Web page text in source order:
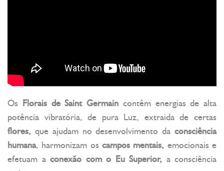
Os Florais de Saint Germain contêm energias de alta
potência vibratória, de pura Luz, extraida de certas
flores, que ajudam no desenvolvimento da consciência
humana, harmonizam os campos mentais, emocionais e
efetuam a conexão com o Eu Superior, a consciência